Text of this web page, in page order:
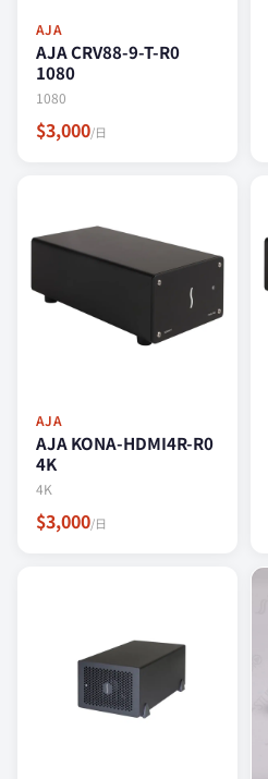
AJA
AJA CRV88-9-T-R0
1080
1080
$3,000/日
AJA
AJA KONA-HDMI4R-R0
4K
4K
$3,000/日